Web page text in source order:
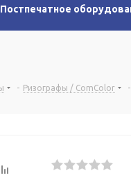
Постпечатное
- Ризографы / ComColor -